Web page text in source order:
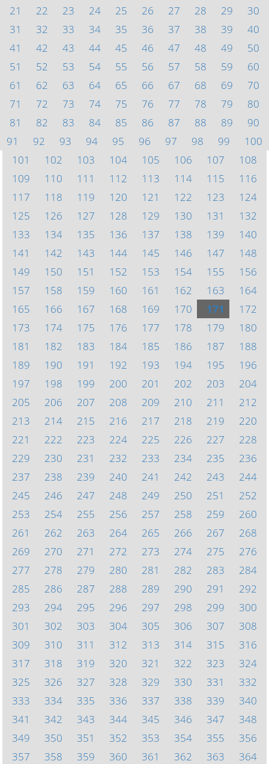
21
22 23 24 25 26 27 28 29
30
31
32 33 34 35 36 37 38 39
40
41
42 43 44 45 46 47 48 49
50
51
52 53 54 55 56 57 58 59
60
61
62 63 64 65 66 67 68 69
70
71
72 73 74 75 76 77 78 79
80
81
82 83 84 85 86 87 88 89
90
91
92 93 94 95 96 97 98 99
100
101
102 103 104 105 106 107
108
109
110 111 112 113 114 115
116
117
118 119 120 121 122 123
124
125
126 127 128 129 130 131
132
133
134 135 136 137 138 139
140
141
142 143 144 145 146 147
148
149
150 151 152 153 154 155
156
157
158 159 160 161 162 163
164
165
166 167 168 169 170 171
172
173
174 175 176 177 178 179
180
181
182 183 184 185 186 187
188
189
190 191 192 193 194 195
196
197
198 199 200 201 202 203
204
205
206 207 208 209 210 211
212
213
214 215 216 217 218 219
220
221
222 223 224 225 226 227
228
229
230 231 232 233 234 235
236
237
238 239 240 241 242 243
244
245
246 247 248 249 250 251
252
253
254 255 256 257 258 259
260
261
262 263 264 265 266 267
268
269
270 271 272 273 274 275
276
277
278 279 280 281 282 283
284
285
286 287 288 289 290 291
292
293
294 295 296 297 298 299
300
301
302 303 304 305 306 307
308
309
310 311 312 313 314 315
316
317
318 319 320 321 322 323
324
325
326 327 328 329 330 331
332
333
334 335 336 337 338 339
340
341
342 343 344 345 346 347
348
349
350 351 352 353 354 355
356
357
358 359 360 361 362 363 364